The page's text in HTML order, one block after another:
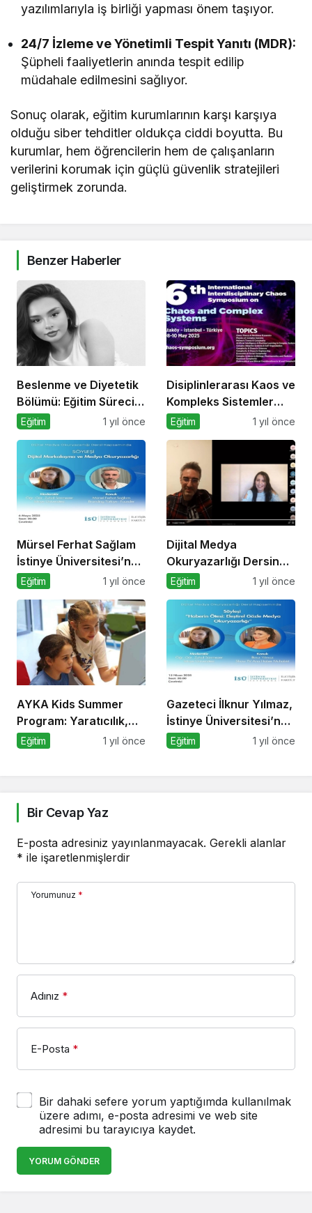
yazılımlarıyla iş birliği yapması önem taşıyor.
24/7 İzleme ve Yönetimli Tespit Yanıtı (MDR):
Şüpheli faaliyetlerin anında tespit edilip
müdahale edilmesini sağlıyor.
Sonuç olarak, eğitim kurumlarının karşı karşıya
olduğu siber tehditler oldukça ciddi boyutta. Bu
kurumlar, hem öğrencilerin hem de çalışanların
verilerini korumak için güçlü güvenlik stratejileri
geliştirmek zorunda.
Benzer Haberler
Beslenme ve Diyetetik
Bölümü: Eğitim Süreci,
Kariyer Olanakları ve
Eğitim 1 yıl önce
Disiplinlerarası Kaos ve
Kompleks Sistemler
Sempozyumu İçin Geri
Eğitim 1 yıl önce
Mürsel Ferhat Sağlam
İstinye Üniversitesi’nde
Dijital Medya
Kapsamında
Konuşacak!
Eğitim 1 yıl önce
Dijital Medya
Okuryazarlığı Dersinde
Dijital Markalaşma
Eğitim 1 yıl önce
AYKA Kids Summer
Program: Yaratıcılık,
Disiplin ve İngilizce Bir
Eğitim 1 yıl önce
Gazeteci İlknur Yılmaz,
İstinye Üniversitesi’nde
Dijital Medya
Eğitim 1 yıl önce
Bir Cevap Yaz
E-posta adresiniz yayınlanmayacak. Gerekli alanlar
* ile işaretlenmişlerdir
Yorumunuz *
Adınız *
E-Posta *
Bir dahaki sefere yorum yaptığımda kullanılmak
üzere adımı, e-posta adresimi ve web site
adresimi bu tarayıcıya kaydet.
YORUM GÖNDER